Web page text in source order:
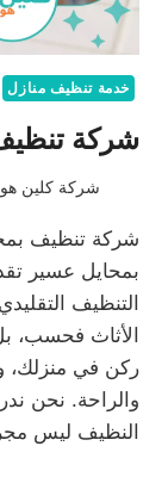
خدمة تنظيف منازل
شركة
شركة كلين
شركة تنظيف
بمحايل عسير
التنظيف
الأثاث فحسب،
ركن في منزلك،
والراحة. نحن
النظيف ليس